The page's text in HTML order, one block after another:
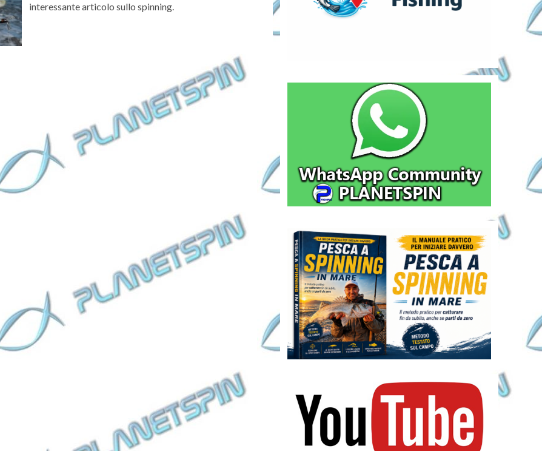
interessante articolo sullo spinning.